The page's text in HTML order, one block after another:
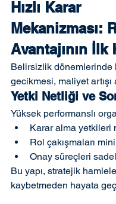
Hızlı Karar
Mekanizması:
Avantajının İlk
Belirsizlik dönemlerinde
gecikmesi, maliyet artışı
Yetki Netliği ve
Yüksek performanslı
Karar alma yetkileri
Rol çakışmaları
Onay süreçleri
Bu yapı, stratejik
kaybetmeden hayata